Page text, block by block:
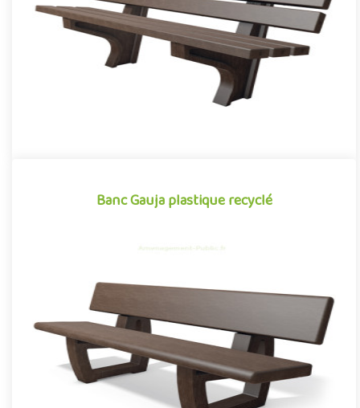
Offre partenaire
Banc Gauja plastique recyclé
Mobilier urbain conçu en plastique recyclé, le banc Gauja se
démarque par sa conception novatrice associant avec réussite
des..
Offre partenaire